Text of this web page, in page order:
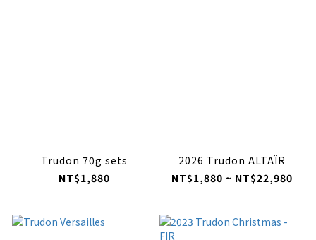
Trudon 70g sets
NT$1,880
2026 Trudon ALTAÏR
NT$1,880 ~ NT$22,980